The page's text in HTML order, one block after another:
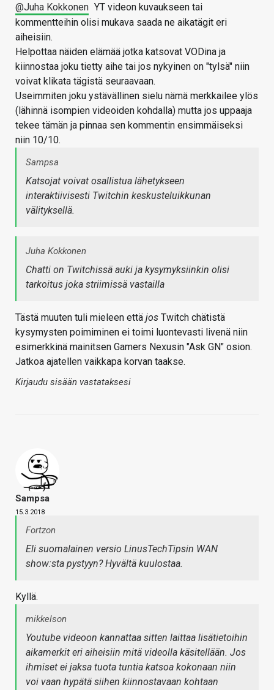
@Juha Kokkonen YT videon kuvaukseen tai
kommentteihin olisi mukava saada ne aikatägit eri
aiheisiin.
Helpottaa näiden elämää jotka katsovat VODina ja
kiinnostaa joku tietty aihe tai jos nykyinen on "tylsä" niin
voivat klikata tägistä seuraavaan.
Useimmiten joku ystävällinen sielu nämä merkkailee ylös
(lähinnä isompien videoiden kohdalla) mutta jos uppaaja
tekee tämän ja pinnaa sen kommentin ensimmäiseksi
niin 10/10.
Sampsa
Katsojat voivat osallistua lähetykseen
interaktiivisesti Twitchin keskusteluikkunan
välityksellä.
Juha Kokkonen
Chatti on Twitchissä auki ja kysymyksiinkin olisi
tarkoitus joka striimissä vastailla
Tästä muuten tuli mieleen että jos Twitch chätistä
kysymysten poimiminen ei toimi luontevasti livenä niin
esimerkkinä mainitsen Gamers Nexusin "Ask GN" osion.
Jatkoa ajatellen vaikkapa korvan taakse.
Kirjaudu sisään vastataksesi
Sampsa
15.3.2018
Fortzon
Eli suomalainen versio LinusTechTipsin WAN
show:sta pystyyn? Hyvältä kuulostaa.
Kyllä.
mikkelson
Youtube videoon kannattaa sitten laittaa lisätietoihin
aikamerkit eri aiheisiin mitä videolla käsitellään. Jos
ihmiset ei jaksa tuota tuntia katsoa kokonaan niin
voi vaan hypätä siihen kiinnostavaan kohtaan